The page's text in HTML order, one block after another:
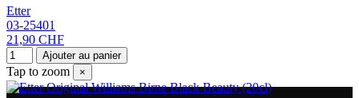
Etter
03-25401
21,90 CHF
Ajouter au panier
Tap to zoom ×